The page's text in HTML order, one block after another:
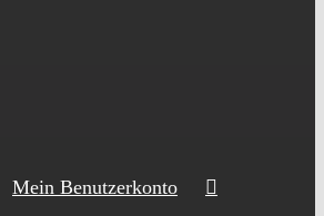
Mein Benutzerkonto